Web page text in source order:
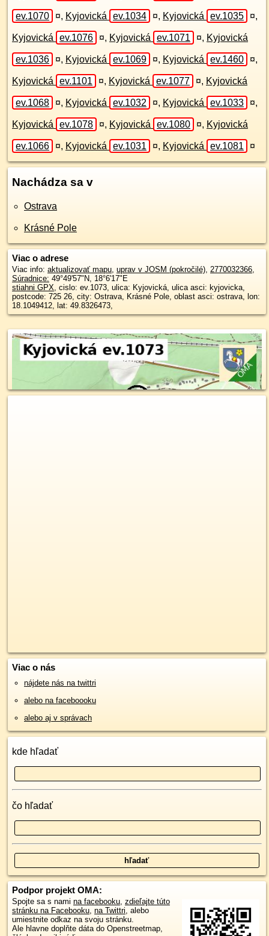
ev.1070 ¤, Kyjovická ev.1034 ¤, Kyjovická ev.1035 ¤,
Kyjovická ev.1076 ¤, Kyjovická ev.1071 ¤, Kyjovická
ev.1036 ¤, Kyjovická ev.1069 ¤, Kyjovická ev.1460 ¤,
Kyjovická ev.1101 ¤, Kyjovická ev.1077 ¤, Kyjovická
ev.1068 ¤, Kyjovická ev.1032 ¤, Kyjovická ev.1033 ¤,
Kyjovická ev.1078 ¤, Kyjovická ev.1080 ¤, Kyjovická
ev.1066 ¤, Kyjovická ev.1031 ¤, Kyjovická ev.1081 ¤
Nachádza sa v
Ostrava
Krásné Pole
Viac o adrese
Viac info: aktualizovať mapu, uprav v JOSM (pokročilé), 2770032366,
Súradnice: 49°49'57"N, 18°6'17"E
stiahni GPX, cislo: ev.1073, ulica: Kyjovická, ulica asci: kyjovicka,
postcode: 725 26, city: Ostrava, Krásné Pole, oblast asci: ostrava, lon:
18.1049412, lat: 49.8326473,
Viac o nás
nájdete nás na twittri
alebo na faceboooku
alebo aj v správach
kde hľadať
čo hľadať
Podpor projekt OMA:
Spojte sa s nami na facebooku, zdieľajte túto
stránku na Facebooku, na Twittri, alebo
umiestnite odkaz na svoju stránku.
Ale hlavne doplňte dáta do Openstreetmap,